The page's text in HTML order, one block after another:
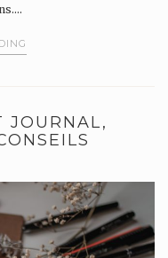
JOURNAL,